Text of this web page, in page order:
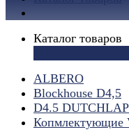
Каталог товаров
ALBERO
Blockhouse D4,5
D4.5
Копмлектующие